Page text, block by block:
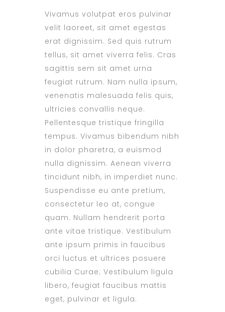
Vivamus volutpat eros pulvinar
velit laoreet, sit amet egestas
erat dignissim. Sed quis rutrum
tellus, sit amet viverra felis. Cras
sagittis sem sit amet urna
feugiat rutrum. Nam nulla ipsum,
venenatis malesuada felis quis,
ultricies convallis neque.
Pellentesque tristique fringilla
tempus. Vivamus bibendum nibh
in dolor pharetra, a euismod
nulla dignissim. Aenean viverra
tincidunt nibh, in imperdiet nunc.
Suspendisse eu ante pretium,
consectetur leo at, congue
quam. Nullam hendrerit porta
ante vitae tristique. Vestibulum
ante ipsum primis in faucibus
orci luctus et ultrices posuere
cubilia Curae; Vestibulum ligula
libero, feugiat faucibus mattis
eget, pulvinar et ligula.